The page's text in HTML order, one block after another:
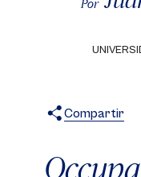
Por
Compartir